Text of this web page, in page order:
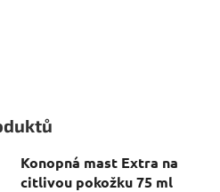
Konopná mast Extra na
citlivou pokožku 75 ml